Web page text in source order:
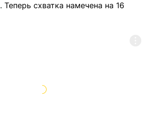
. Теперь схватка намечена на 16